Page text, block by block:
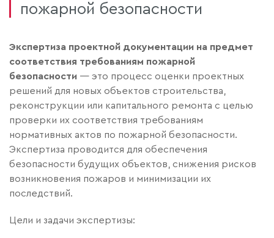
пожарной безопасности
Экспертиза проектной документации на предмет
соответствия требованиям пожарной
безопасности — это процесс оценки проектных
решений для новых объектов строительства,
реконструкции или капитального ремонта с целью
проверки их соответствия требованиям
нормативных актов по пожарной безопасности.
Экспертиза проводится для обеспечения
безопасности будущих объектов, снижения рисков
возникновения пожаров и минимизации их
последствий.
Цели и задачи экспертизы: